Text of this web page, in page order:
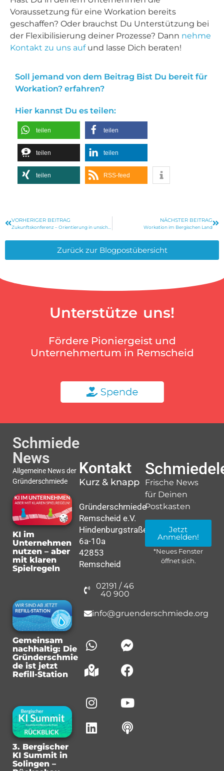
Voraussetzung für eine Workation bereits
geschaffen? Oder brauchst Du Unterstützung bei
der Flexibilisierung deiner Prozesse? Dann nehme
Kontakt zu uns aufund lasse Dich beraten!
Soll jemand von dem Beitrag Bist Du bereit für
Workation? erfahren?
Hier kannst Du es teilen:
teilen teilen
teilen teilen
teilen RSS-feed
VORHERIGER BEITRAG NÄCHSTER BEITRAG
Workation im Bergischen Land
Zurück zur Blogpostübersicht
Unterstütze uns!
Fördere Pioniergeist und
Unternehmertum in Remscheid
Schmiede
News
Allgemeine News der
Gründerschmiede
KI im
Unternehmen
nutzen – aber
mit klaren
Spielregeln
Gemeinsam
nachhaltig: Die
Gründerschmie
de ist jetzt
Refill-Station
3. Bergischer
KI Summit in
Solingen –
Kontakt
Kurz & knapp
Gründerschmiede
Remscheid e.V.
Hindenburgstraße
6a-10a
42853
Remscheid
02191 / 46
40 900
info@gruenderschmiede.org
Frische News
für Deinen
Postkasten
Jetzt
Anmelden!
*Neues Fenster
öffnet sich.